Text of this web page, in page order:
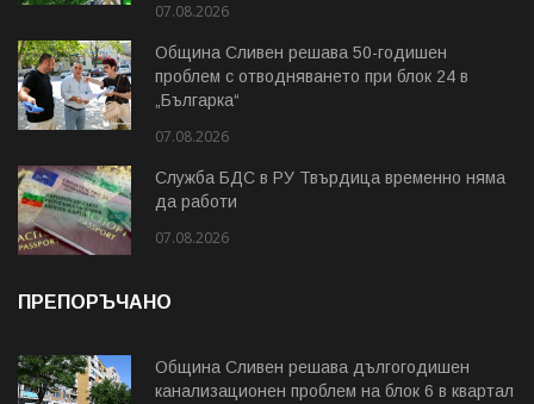
07.08.2026
Община Сливен решава 50-годишен
проблем с отводняването при блок 24 в
„Българка“
07.08.2026
Служба БДС в РУ Твърдица временно няма
да работи
07.08.2026
ПРЕПОРЪЧАНО
Община Сливен решава дългогодишен
канализационен проблем на блок 6 в квартал